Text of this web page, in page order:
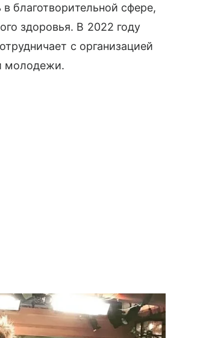
благотворительной сфере,
здоровья. В 2022 году
с организацией
молодежи.